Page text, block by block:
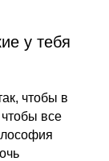
у тебя
чтобы в
все